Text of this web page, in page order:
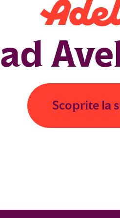
Scoprite la